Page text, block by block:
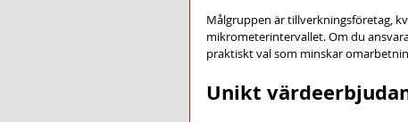
Målgruppen är tillverkningsföretag,
mikrometerintervallet. Om du
praktiskt val som minskar
Unikt